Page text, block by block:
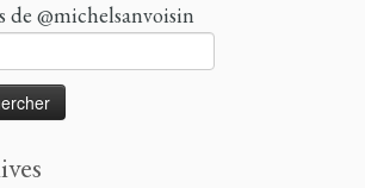
de @michelsanvoisin